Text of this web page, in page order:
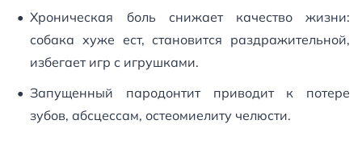
Хроническая боль снижает качество жизни:
собака хуже ест, становится раздражительной,
избегает игр с игрушками.
Запущенный пародонтит приводит к потере
зубов, абсцессам, остеомиелиту челюсти.